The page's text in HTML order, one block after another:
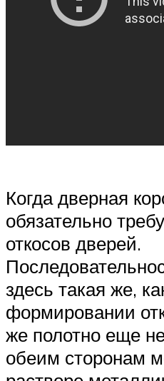
Когда дверная
обязательно
откосов дверей.
здесь такая же,
формировании
же полотно еще
обеим сторонам